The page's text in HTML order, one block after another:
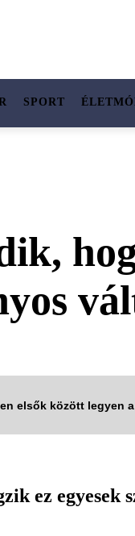
SPORT
elsők között legyen
ez egyesek